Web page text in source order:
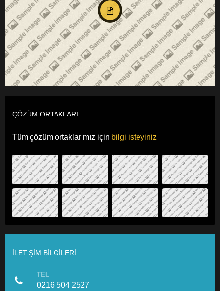
ÇÖZÜM ORTAKLARI
Tüm çözüm ortaklarımız için bilgi isteyiniz
İLETIŞIM BILGILERI
TEL
0216 504 2527